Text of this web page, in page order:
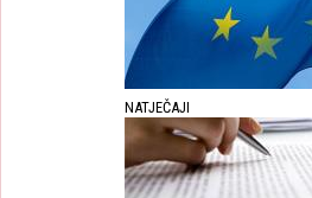
NATJEČAJI